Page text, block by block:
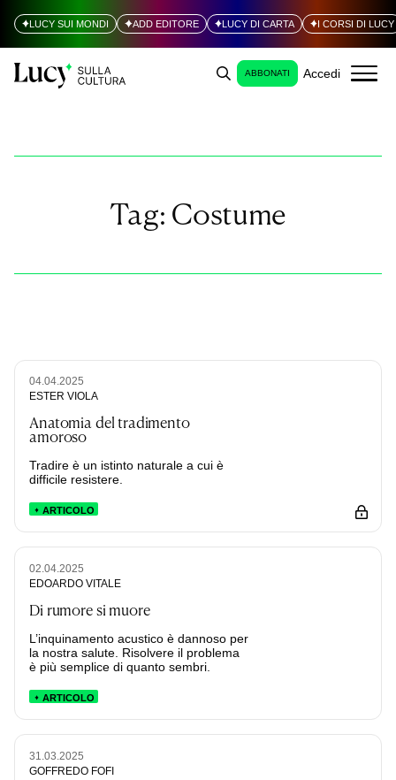
LUCY SUI MONDI ADD EDITORE LUCY DI CARTA I CORSI DI LUCY
ABBONATI Accedi
Tag: Costume
04.04.2025
ESTER VIOLA
Anatomia del tradimento
amoroso
Tradire è un istinto naturale a cui è
difficile resistere.
ARTICOLO
02.04.2025
EDOARDO VITALE
Di rumore si muore
L’inquinamento acustico è dannoso per
la nostra salute. Risolvere il problema
è più semplice di quanto sembri.
ARTICOLO
31.03.2025
GOFFREDO FOFI